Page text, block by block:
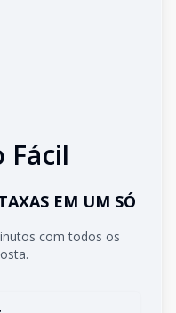
Fácil
EM UM SÓ
com todos os